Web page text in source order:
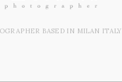
BASED IN MILAN ITALY